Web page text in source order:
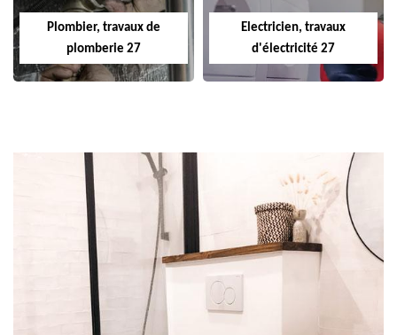
Plombier, travaux de
plomberie 27
Electricien, travaux
d'électricité 27